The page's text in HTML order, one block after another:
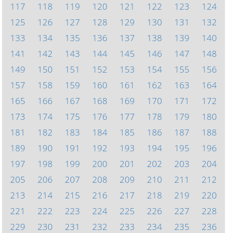
117
118 119 120 121 122 123
124
125
126 127 128 129 130 131
132
133
134 135 136 137 138 139
140
141
142 143 144 145 146 147
148
149
150 151 152 153 154 155
156
157
158 159 160 161 162 163
164
165
166 167 168 169 170 171
172
173
174 175 176 177 178 179
180
181
182 183 184 185 186 187
188
189
190 191 192 193 194 195
196
197
198 199 200 201 202 203
204
205
206 207 208 209 210 211
212
213
214 215 216 217 218 219
220
221
222 223 224 225 226 227
228
229
230 231 232 233 234 235
236